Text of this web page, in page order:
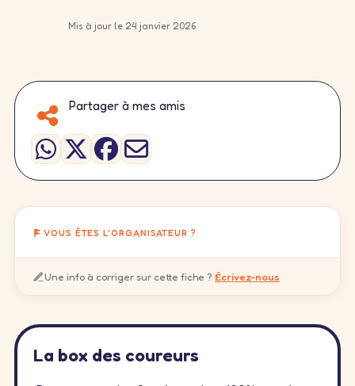
Mis à jour le 24 janvier 2026
Partager à mes amis
VOUS ÊTES L'ORGANISATEUR ?
Une info à corriger sur cette fiche ? Écrivez-nous
La box des coureurs